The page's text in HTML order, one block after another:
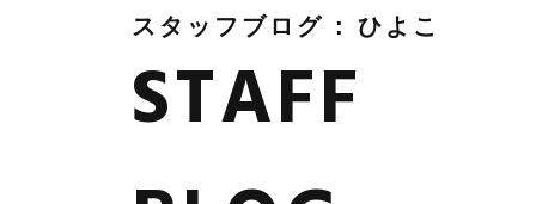
NEWS
スタッフブログ : ひよこ
STAFF